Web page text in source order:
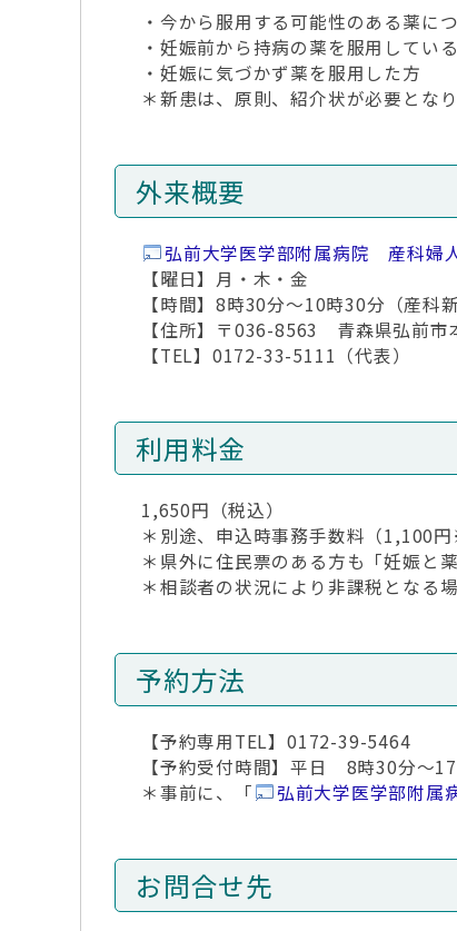
・今から服用する可能性のある薬に
・妊娠前から持病の薬を服用してい
・妊娠に気づかず薬を服用した方
＊新患は、原則、紹介状が必要となり
外来概要
弘前大学医学部附属病院 産科婦
【曜日】月・木・金
【時間】8時30分～10時30分（産科
【住所】〒036-8563 青森県弘前市
【TEL】0172-33-5111（代表）
利用料金
1,650円（税込）
＊別途、申込時事務手数料（1,100
＊県外に住民票のある方も「妊娠と
＊相談者の状況により非課税となる
予約方法
【予約専用TEL】0172-39-5464
【予約受付時間】平日 8時30分～
＊事前に、「
弘前大学医学部附属
お問合せ先